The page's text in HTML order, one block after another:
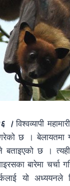
।विश्वव्यापी
छ । बेलायतमा
छ ।
बारेमा चर्चा
यो अध्ययनले